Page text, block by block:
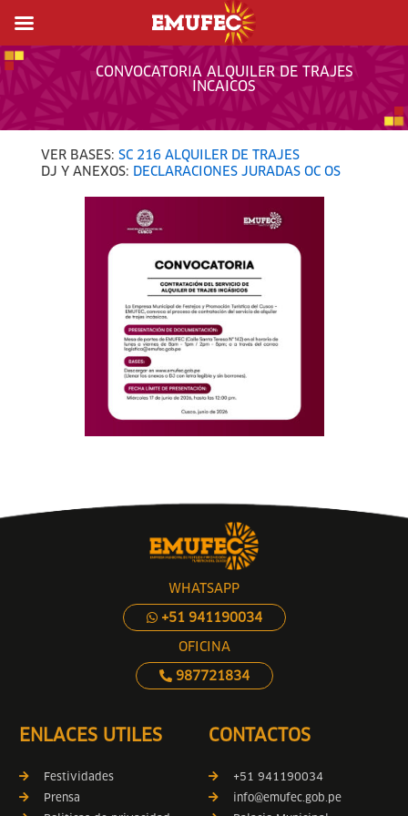
CONVOCATORIA ALQUILER DE TRAJES
INCAICOS
VER BASES: SC 216 ALQUILER DE TRAJES
DJ Y ANEXOS: DECLARACIONES JURADAS OC OS
WHATSAPP
+51 941190034
OFICINA
987721834
ENLACES UTILES
Festividades
Prensa
CONTACTOS
+51 941190034
info@emufec.gob.pe